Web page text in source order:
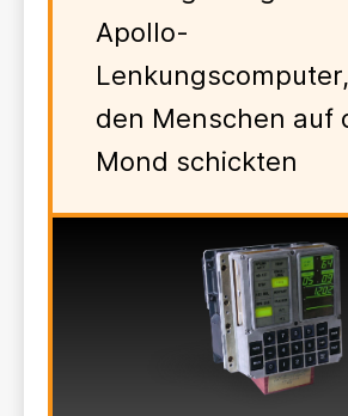
Apollo-
den Menschen auf
Mond schickten